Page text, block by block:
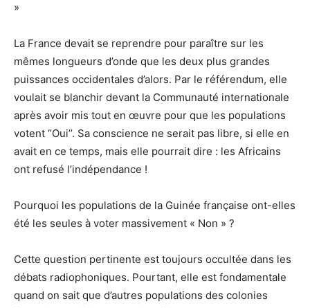
»
La France devait se reprendre pour paraître sur les
mêmes longueurs d’onde que les deux plus grandes
puissances occidentales d’alors. Par le référendum, elle
voulait se blanchir devant la Communauté internationale
après avoir mis tout en œuvre pour que les populations
votent ‘’Oui’’. Sa conscience ne serait pas libre, si elle en
avait en ce temps, mais elle pourrait dire : les Africains
ont refusé l’indépendance !
Pourquoi les populations de la Guinée française ont-elles
été les seules à voter massivement « Non » ?
Cette question pertinente est toujours occultée dans les
débats radiophoniques. Pourtant, elle est fondamentale
quand on sait que d’autres populations des colonies